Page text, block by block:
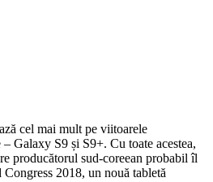
cel mai mult pe viitoarele
Galaxy S9 și S9+. Cu toate acestea,
producătorul sud-coreean probabil îl
2018, un nouă tabletă